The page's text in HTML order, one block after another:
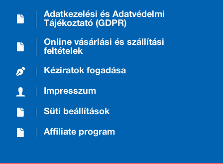
Adatkezelési és Adatvédelmi
Tájékoztató (GDPR)
Online vásárlási és szállítási
feltételek
Kéziratok fogadása
Impresszum
Süti beállítások
Affiliate program